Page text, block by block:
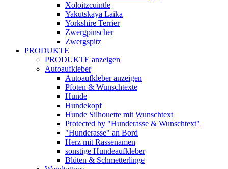
Xoloitzcuintle
Yakutskaya Laika
Yorkshire Terrier
Zwergpinscher
Zwergspitz
PRODUKTE
PRODUKTE anzeigen
Autoaufkleber
Autoaufkleber anzeigen
Pfoten & Wunschtexte
Hunde
Hundekopf
Hunde Silhouette mit Wunschtext
Protected by "Hunderasse & Wunschtext"
"Hunderasse" an Bord
Herz mit Rassenamen
sonstige Hundeaufkleber
Blüten & Schmetterlinge